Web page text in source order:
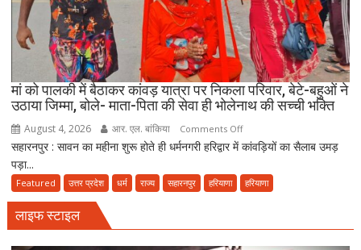
‘अपने
मोहल्ले
की
मस्जिद
में
पढ़ें
नमाज,
ही
मां को पालकी में बैठाकर कांवड़ यात्रा पर निकला परिवार, बेटे-बहुओं ने
उठाया जिम्मा, बोले- माता-पिता की सेवा ही भोलेनाथ की सच्ची भक्ति
August 4, 2026 आर. एल. बांकिया Comments Offon
मां
पालकी
कांवड़
सहारनपुर : सावन का महीना शुरू होते ही धर्मनगरी हरिद्वार में कांवड़ियों का सैलाब उमड़
पड़ा...
Featured उत्तर प्रदेश धर्म राज्य सहारनपुर हरियाणा हरियाणा
लाइफ स्टाइल